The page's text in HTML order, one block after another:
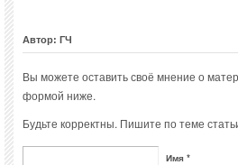
Автор: ГЧ
Вы можете оставить своё мнение о
формой ниже.
Будьте корректны. Пишите по теме
Имя *